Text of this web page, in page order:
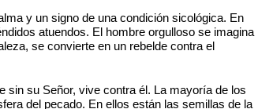
y un signo de una condición sicológica. En
atuendos. El hombre orgulloso se imagina
se convierte en un rebelde contra el
sin su Señor, vive contra él. La mayoría de los
del pecado. En ellos están las semillas de la